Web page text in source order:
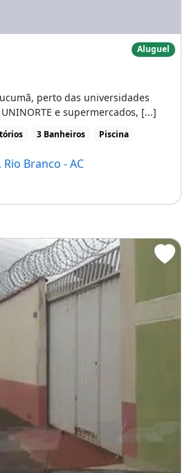
Aluguel
perto das universidades
UNINORTE e supermercados, [...]
3 Banheiros Piscina
Branco - AC